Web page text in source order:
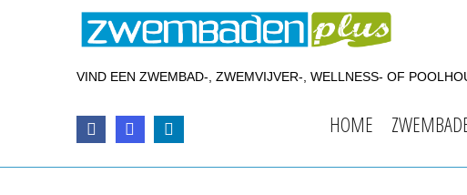
VIND EEN ZWEMBAD-, ZWEMVIJVER-, WELLNESS- OF
HOME